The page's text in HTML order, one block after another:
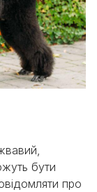
бути
про